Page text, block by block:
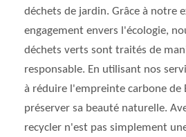
déchets de jardin. Grâce à notre
engagement envers l'écologie,
déchets verts sont traités de
responsable. En utilisant nos
à réduire l'empreinte carbone de
préserver sa beauté naturelle.
recycler n'est pas simplement